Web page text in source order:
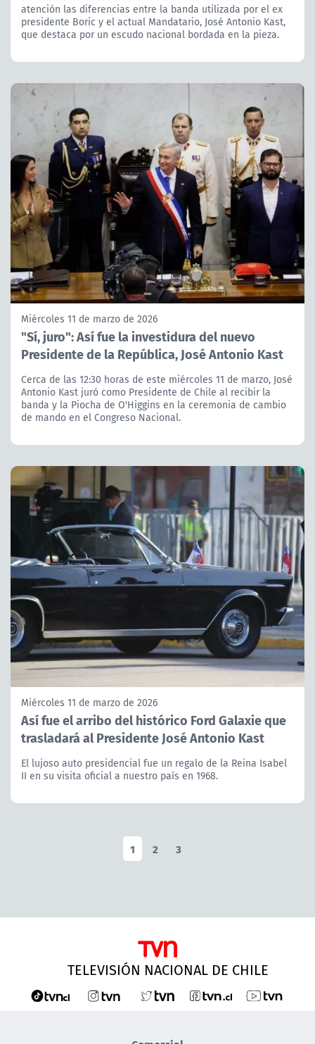
atención las diferencias entre la banda utilizada por el ex
presidente Boric y el actual Mandatario, José Antonio Kast,
que destaca por un escudo nacional bordada en la pieza.
Miércoles 11 de marzo de 2026
"Sí, juro": Así fue la investidura del nuevo
Presidente de la República, José Antonio Kast
Cerca de las 12:30 horas de este miércoles 11 de marzo, José
Antonio Kast juró como Presidente de Chile al recibir la
banda y la Piocha de O'Higgins en la ceremonia de cambio
de mando en el Congreso Nacional.
Miércoles 11 de marzo de 2026
Así fue el arribo del histórico Ford Galaxie que
trasladará al Presidente José Antonio Kast
El lujoso auto presidencial fue un regalo de la Reina Isabel
II en su visita oficial a nuestro país en 1968.
1 2 3
TELEVISIÓN NACIONAL DE CHILE